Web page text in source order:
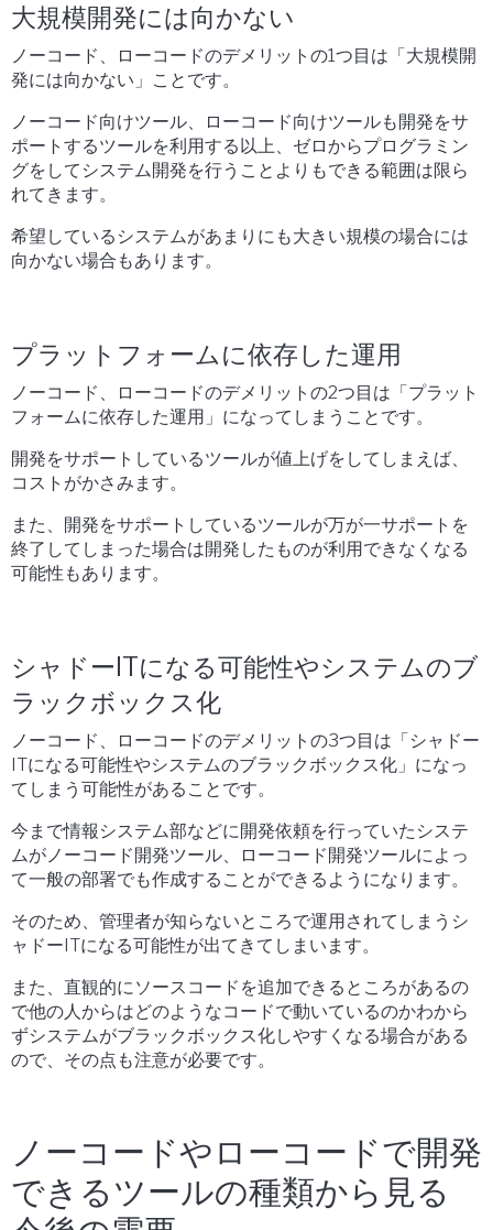
大規模開発には向かない
ノーコード、ローコードのデメリットの1つ目は「大規模開
発には向かない」ことです。
ノーコード向けツール、ローコード向けツールも開発をサ
ポートするツールを利用する以上、ゼロからプログラミン
グをしてシステム開発を行うことよりもできる範囲は限ら
れてきます。
希望しているシステムがあまりにも大きい規模の場合には
向かない場合もあります。
プラットフォームに依存した運用
ノーコード、ローコードのデメリットの2つ目は「プラット
フォームに依存した運用」になってしまうことです。
開発をサポートしているツールが値上げをしてしまえば、
コストがかさみます。
また、開発をサポートしているツールが万が一サポートを
終了してしまった場合は開発したものが利用できなくなる
可能性もあります。
シャドーITになる可能性やシステムのブ
ラックボックス化
ノーコード、ローコードのデメリットの3つ目は「シャドー
ITになる可能性やシステムのブラックボックス化」になっ
てしまう可能性があることです。
今まで情報システム部などに開発依頼を行っていたシステ
ムがノーコード開発ツール、ローコード開発ツールによっ
て一般の部署でも作成することができるようになります。
そのため、管理者が知らないところで運用されてしまうシ
ャドーITになる可能性が出てきてしまいます。
また、直観的にソースコードを追加できるところがあるの
で他の人からはどのようなコードで動いているのかわから
ずシステムがブラックボックス化しやすくなる場合がある
ので、その点も注意が必要です。
ノーコードやローコードで開発
できるツールの種類から見る